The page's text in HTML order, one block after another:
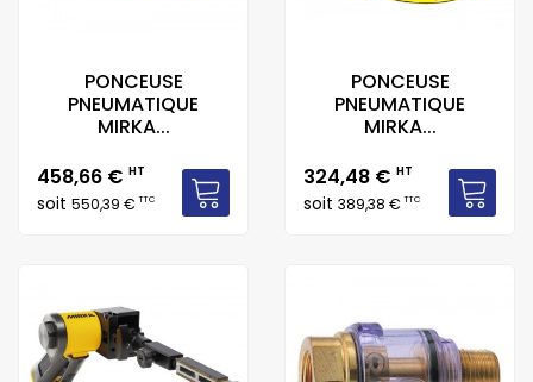
PONCEUSE
PNEUMATIQUE
MIRKA...
Prix
458,66 € HT
soit 550,39 €TTC
PONCEUSE
PNEUMATIQUE
MIRKA...
Prix
324,48 € HT
soit 389,38 €TTC